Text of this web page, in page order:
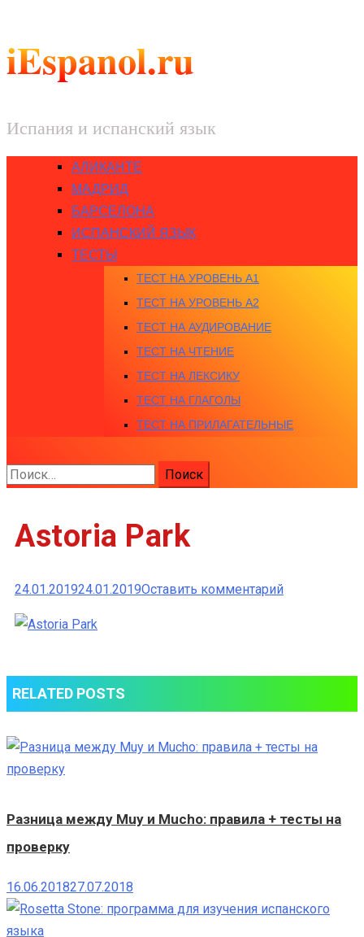
iEspanol.ru
Испания и испанский язык
АЛИКАНТЕ
МАДРИД
БАРСЕЛОНА
ИСПАНСКИЙ ЯЗЫК
ТЕСТЫ
ТЕСТ НА УРОВЕНЬ A1
ТЕСТ НА УРОВЕНЬ A2
ТЕСТ НА АУДИРОВАНИЕ
ТЕСТ НА ЧТЕНИЕ
ТЕСТ НА ЛЕКСИКУ
ТЕСТ НА ГЛАГОЛЫ
ТЕСТ НА ПРИЛАГАТЕЛЬНЫЕ
Найти:
Astoria Park
24.01.201924.01.2019Оставить комментарийк
RELATED POSTS
Разница между Muy и Mucho: правила + тесты на
проверку
16.06.201827.07.2018